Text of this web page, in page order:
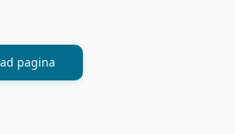
pagina